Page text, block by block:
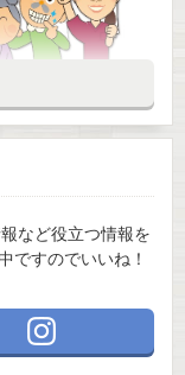
く歯医者へ行
できれば行きた
など役立つ情報を
ですのでいいね！